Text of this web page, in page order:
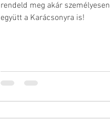
rendeld meg akár
együtt a Karácsonyra is!